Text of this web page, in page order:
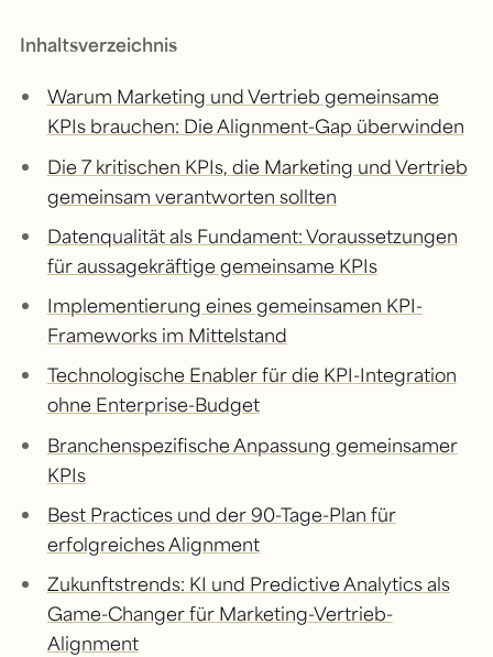
Inhaltsverzeichnis
Warum Marketing und Vertrieb gemeinsame
KPIs brauchen: Die Alignment-Gap überwinden
Die 7 kritischen KPIs, die Marketing und Vertrieb
gemeinsam verantworten sollten
Datenqualität als Fundament: Voraussetzungen
für aussagekräftige gemeinsame KPIs
Implementierung eines gemeinsamen KPI-
Frameworks im Mittelstand
Technologische Enabler für die KPI-Integration
ohne Enterprise-Budget
Branchenspezifische Anpassung gemeinsamer
KPIs
Best Practices und der 90-Tage-Plan für
erfolgreiches Alignment
Zukunftstrends: KI und Predictive Analytics als
Game-Changer für Marketing-Vertrieb-
Alignment